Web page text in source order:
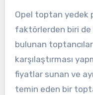
Opel toptan yedek
faktörlerden biri de
bulunan
karşılaştırması
fiyatlar sunan ve
temin eden bir